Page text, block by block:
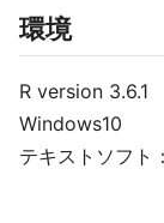
環境
R version 3.6.1
Windows10
テキストソフト